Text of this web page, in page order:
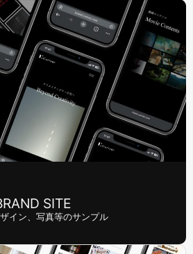
SITE
イン、写真等のサンプル